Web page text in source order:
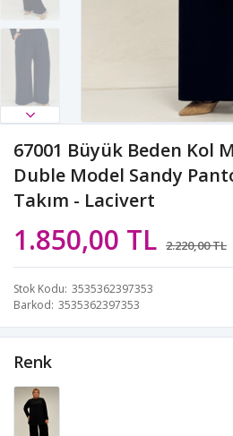
67001 Büyük Beden Kol
Duble Model Sandy
Takım - Lacivert
1.850,00 TL 2.220,00 TL
Stok Kodu 3535362397353
Barkod 3535362397353
Renk